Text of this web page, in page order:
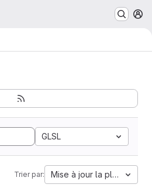
GLSL
Trier par: Mise à jour la plus